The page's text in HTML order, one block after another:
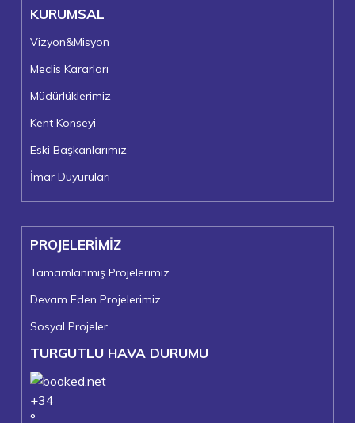
KURUMSAL
Vizyon&Misyon
Meclis Kararları
Müdürlüklerimiz
Kent Konseyi
Eski Başkanlarımız
İmar Duyuruları
PROJELERİMİZ
Tamamlanmış Projelerimiz
Devam Eden Projelerimiz
Sosyal Projeler
TURGUTLU HAVA DURUMU
+34
°